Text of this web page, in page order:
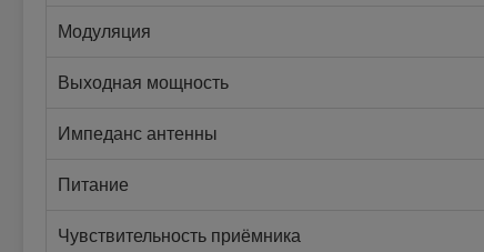
Модуляция
Выходная мощность
Импеданс антенны
Питание
Чувствительность приёмника